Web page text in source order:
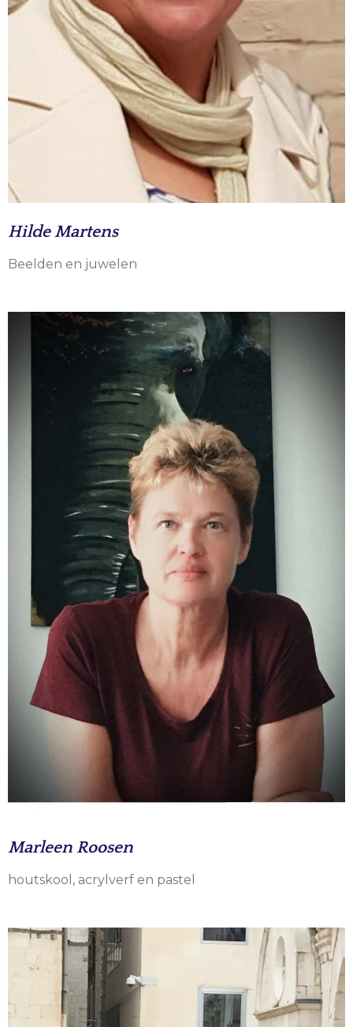
Hilde Martens
Beelden en juwelen
Marleen Roosen
houtskool, acrylverf en pastel